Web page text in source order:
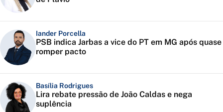
Iander Porcella
PSB indica Jarbas a vice do PT em MG após quase
romper pacto
Basília Rodrigues
Lira rebate pressão de João Caldas e nega
suplência